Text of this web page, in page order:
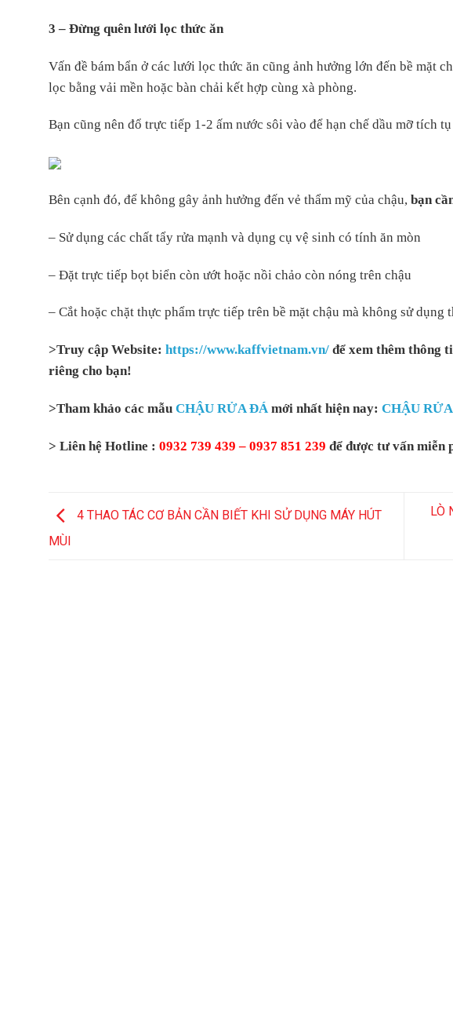
3 – Đừng quên lưới lọc thức ăn
Vấn đề bám bẩn ở các lưới lọc thức ăn cũng ảnh hưởng lớn đến bề mặt
lọc bằng vải mền hoặc bàn chải kết hợp cùng xà phòng.
Bạn cũng nên đổ trực tiếp 1-2 ấm nước sôi vào để hạn chế dầu mỡ tích
Bên cạnh đó, để không gây ảnh hưởng đến vẻ thẩm mỹ của chậu, bạn
– Sử dụng các chất tẩy rửa mạnh và dụng cụ vệ sinh có tính ăn mòn
– Đặt trực tiếp bọt biển còn ướt hoặc nồi chảo còn nóng trên chậu
– Cắt hoặc chặt thực phẩm trực tiếp trên bề mặt chậu mà không sử dụng
>Truy cập Website: https://www.kaffvietnam.vn/ để xem thêm thông
riêng cho bạn!
>Tham khảo các mẫu CHẬU RỬA ĐÁ mới nhất hiện nay: CHẬU
> Liên hệ Hotline : 0932 739 439 – 0937 851 239 để được tư vấn miễn
4 THAO TÁC CƠ BẢN CẦN BIẾT KHI SỬ DỤNG MÁY HÚT
MÙI
LÒ